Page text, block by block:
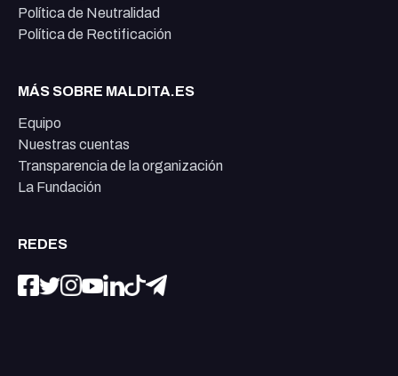
Política de Neutralidad
Política de Rectificación
MÁS SOBRE MALDITA.ES
Equipo
Nuestras cuentas
Transparencia de la organización
La Fundación
REDES